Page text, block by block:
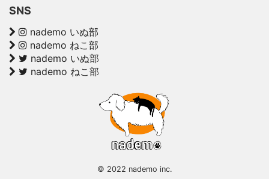
SNS
nademo いぬ部
nademo ねこ部
nademo いぬ部
nademo ねこ部
© 2022 nademo inc.